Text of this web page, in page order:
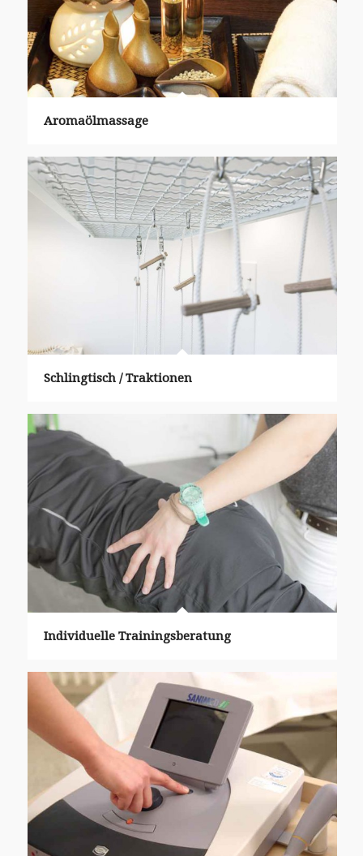
Aromaölmassage
Schlingtisch / Traktionen
Individuelle Trainingsberatung